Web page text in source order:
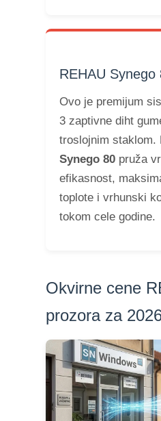
REHAU Synego
Ovo je premijum
3 zaptivne diht
troslojnim staklom.
Synego 80 pruža
efikasnost,
toplote i vrhunski
tokom cele godine.
Okvirne cene
prozora za